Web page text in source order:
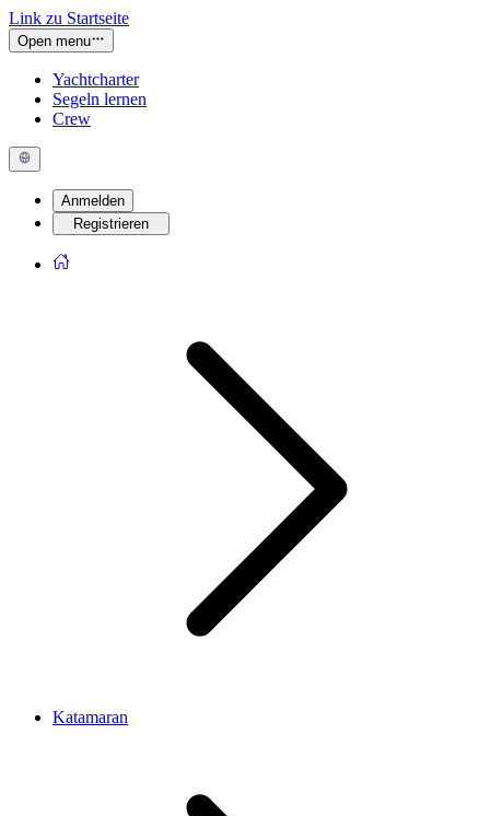
Link zu Startseite
Open menu
Yachtcharter
Segeln lernen
Crew
Anmelden
Registrieren
Katamaran